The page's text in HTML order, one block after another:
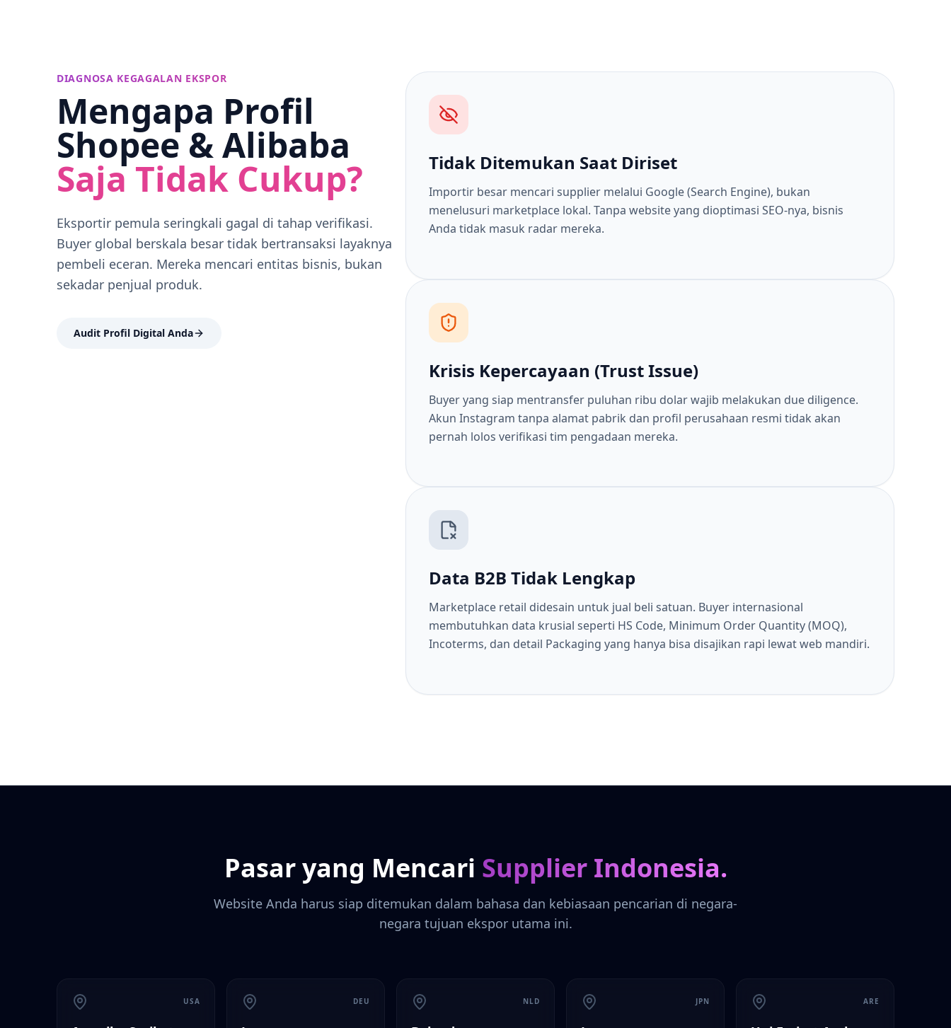
DIAGNOSA KEGAGALAN EKSPOR
Mengapa Profil
Shopee & Alibaba
Saja Tidak Cukup?
Eksportir pemula seringkali gagal di tahap verifikasi.
Buyer global berskala besar tidak bertransaksi layaknya
pembeli eceran. Mereka mencari entitas bisnis, bukan
sekadar penjual produk.
Audit Profil Digital Anda
Tidak Ditemukan Saat Diriset
Importir besar mencari supplier melalui Google (Search Engine), bukan
menelusuri marketplace lokal. Tanpa website yang dioptimasi SEO-nya, bisnis
Anda tidak masuk radar mereka.
Krisis Kepercayaan (Trust Issue)
Buyer yang siap mentransfer puluhan ribu dolar wajib melakukan due diligence.
Akun Instagram tanpa alamat pabrik dan profil perusahaan resmi tidak akan
pernah lolos verifikasi tim pengadaan mereka.
Data B2B Tidak Lengkap
Marketplace retail didesain untuk jual beli satuan. Buyer internasional
membutuhkan data krusial seperti HS Code, Minimum Order Quantity (MOQ),
Incoterms, dan detail Packaging yang hanya bisa disajikan rapi lewat web mandiri.
Pasar yang Mencari Supplier Indonesia.
Website Anda harus siap ditemukan dalam bahasa dan kebiasaan pencarian di negara-
negara tujuan ekspor utama ini.
USA DEU NLD JPN ARE